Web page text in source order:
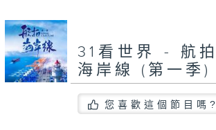
31看世界 - 航拍
海岸線 (第一季)
您喜歡這個節目嗎?